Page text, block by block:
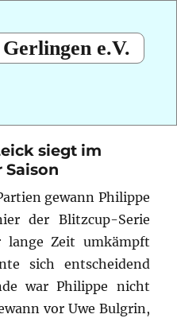
e.V.
siegt im
gewann Philippe
der Blitzcup-Serie
lange Zeit umkämpft
sich entscheidend
war Philippe nicht
vor Uwe Bulgrin,